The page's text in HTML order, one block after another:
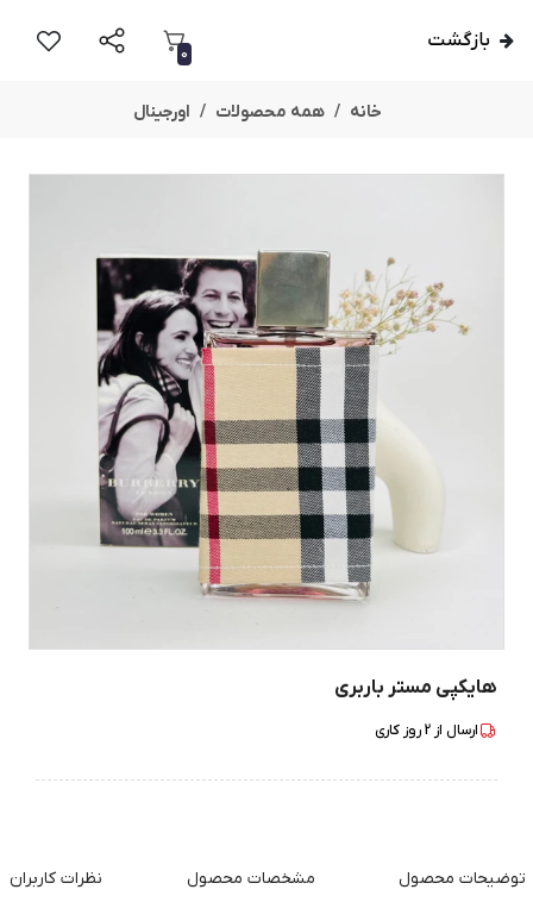
بازگشت
0
خانه همه محصولات اورجینال
هایکپی مستر باربری
ارسال از 2روز کاری
توضیحات محصول مشخصات محصول نظرات کاربران